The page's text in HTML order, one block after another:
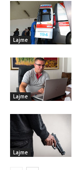
Lajme
Lajme
Lajme